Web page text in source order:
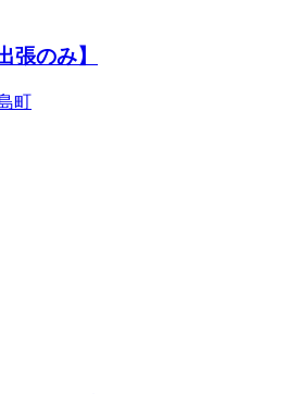
張のみ】
町